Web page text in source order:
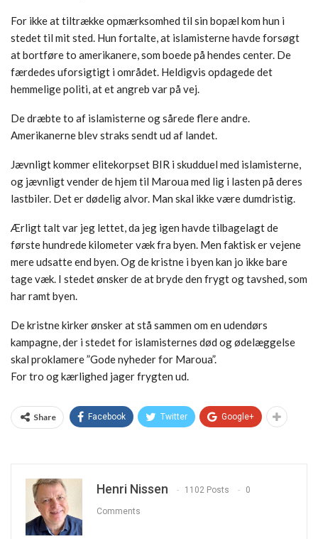
For ikke at tiltrække opmærksomhed til sin bopæl kom hun i
stedet til mit sted. Hun fortalte, at islamisterne havde forsøgt
at bortføre to amerikanere, som boede på hendes center. De
færdedes uforsigtigt i området. Heldigvis opdagede det
hemmelige politi, at et angreb var på vej.
De dræbte to af islamisterne og sårede flere andre.
Amerikanerne blev straks sendt ud af landet.
Jævnligt kommer elitekorpset BIR i skudduel med islamisterne,
og jævnligt vender de hjem til Maroua med lig i lasten på deres
lastbiler. Det er dødelig alvor. Man skal ikke være dumdristig.
Ærligt talt var jeg lettet, da jeg igen havde tilbagelagt de
første hundrede kilometer væk fra byen. Men faktisk er vejene
mere udsatte end byen. Og de kristne i byen kan jo ikke bare
tage væk. I stedet ønsker de at bryde den frygt og tavshed, som
har ramt byen.
De kristne kirker ønsker at stå sammen om en udendørs
kampagne, der i stedet for islamisternes død og ødelæggelse
skal proklamere ”Gode nyheder for Maroua”.
For tro og kærlighed jager frygten ud.
Share Facebook Twitter Google+
Henri Nissen 1102 Posts 0
Comments